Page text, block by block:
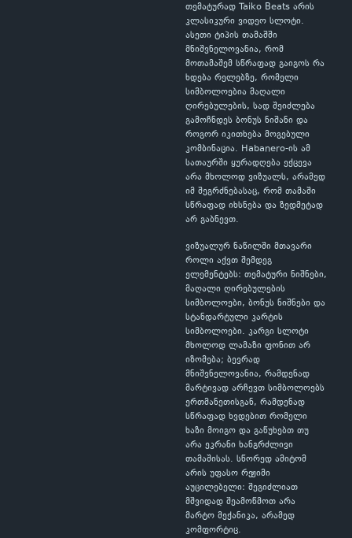
თემატურად Taiko Beats არის
კლასიკური ვიდეო სლოტი.
ასეთი ტიპის თამაშში
მნიშვნელოვანია, რომ
მოთამაშემ სწრაფად გაიგოს რა
ხდება რელებზე, რომელი
სიმბოლოებია მაღალი
ღირებულების, სად შეიძლება
გამოჩნდეს ბონუს ნიშანი და
როგორ იკითხება მოგებული
კომბინაცია. Habanero-ის ამ
სათაურში ყურადღება ექცევა
არა მხოლოდ ვიზუალს, არამედ
იმ შეგრძნებასაც, რომ თამაში
სწრაფად იხსნება და ზედმეტად
არ გაბნევთ.
ვიზუალურ ნაწილში მთავარი
როლი აქვთ შემდეგ
ელემენტებს: თემატური ნიშნები,
მაღალი ღირებულების
სიმბოლოები, ბონუს ნიშნები და
სტანდარტული კარტის
სიმბოლოები. კარგი სლოტი
მხოლოდ ლამაზი ფონით არ
იზომება; ბევრად
მნიშვნელოვანია, რამდენად
მარტივად არჩევთ სიმბოლოებს
ერთმანეთისგან, რამდენად
სწრაფად ხვდებით რომელი
ხაზი მოიგო და გაწუხებთ თუ
არა ეკრანი ხანგრძლივი
თამაშისას. სწორედ ამიტომ
არის უფასო რეჟიმი
აუცილებელი: შეგიძლიათ
მშვიდად შეამოწმოთ არა
მარტო მექანიკა, არამედ
კომფორტიც.